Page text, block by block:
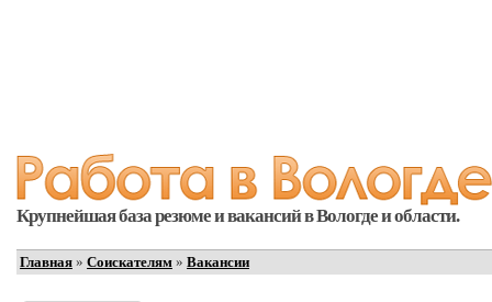
Крупнейшая база резюме и вакансий в Вологде и области.
Главная » Соискателям » Вакансии